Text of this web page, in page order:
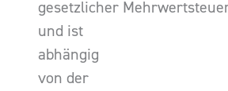
gesetzlicher
und ist
abhängig
von der